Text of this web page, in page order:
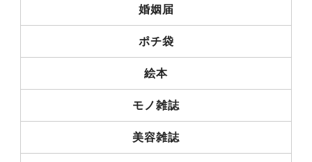
婚姻届
ポチ袋
絵本
モノ雑誌
美容雑誌